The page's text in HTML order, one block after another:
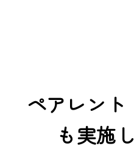
ペアレン
も実施